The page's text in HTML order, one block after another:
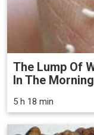
The Lump Of
In The
5 h 18 min